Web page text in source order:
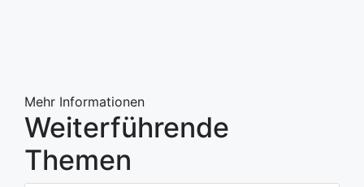
Mehr Informationen
Weiterführende
Themen